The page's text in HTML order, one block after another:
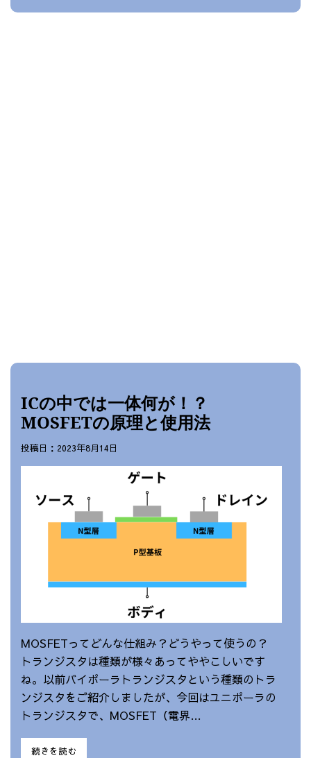
ICの中では一体何が！？
MOSFETの原理と使用法
投稿日：2023年8月14日
MOSFETってどんな仕組み？どうやって使うの？
トランジスタは種類が様々あってややこしいです
ね。以前バイポーラトランジスタという種類のトラ
ンジスタをご紹介しましたが、今回はユニポーラの
トランジスタで、MOSFET（電界…
続きを読む